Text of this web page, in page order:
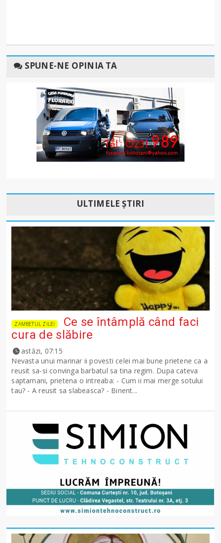
SPUNE-NE OPINIA TA
ULTIMELE ȘTIRI
ZAMBETUL ZILEI
Ce se întâmplă când faci
cura de slăbire
astăzi, 07:15
Nevasta unui marinar ii povesti celei mai bune prietene ca a
reusit sa-si convinga barbatul sa tina regim. Dupa cateva
saptamani, prietena o intreaba: - Cum ii mai merge sotului
tau? - A reusit sa slabeasca? - Binent...